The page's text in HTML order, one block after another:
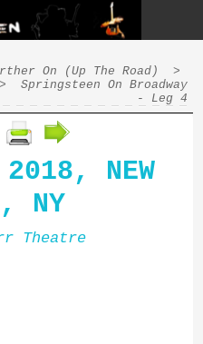
On (Up The Road)
>
Springsteen On Broadway
- Leg 4
NEW
NY
Theatre